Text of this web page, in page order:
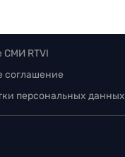
СМИ RTVI
соглашение
персональных данных